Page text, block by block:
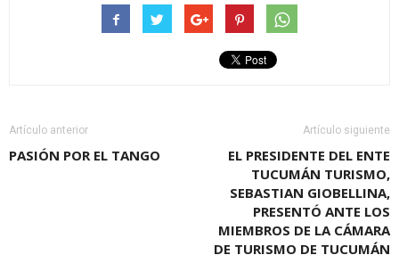
Artículo anterior
PASIÓN POR EL TANGO
Artículo siguiente
EL PRESIDENTE DEL ENTE
TUCUMÁN TURISMO,
SEBASTIAN GIOBELLINA,
PRESENTÓ ANTE LOS
MIEMBROS DE LA CÁMARA
DE TURISMO DE TUCUMÁN